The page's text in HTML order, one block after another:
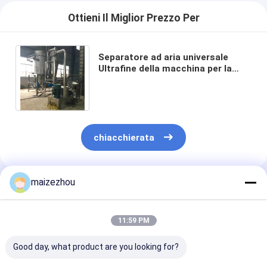
Ottieni Il Miglior Prezzo Per
Separatore ad aria universale
Ultrafine della macchina per la
chiacchierata
Prodotti Raccomandati
maizezhou
11:59 PM
Good day, what product are you looking for?